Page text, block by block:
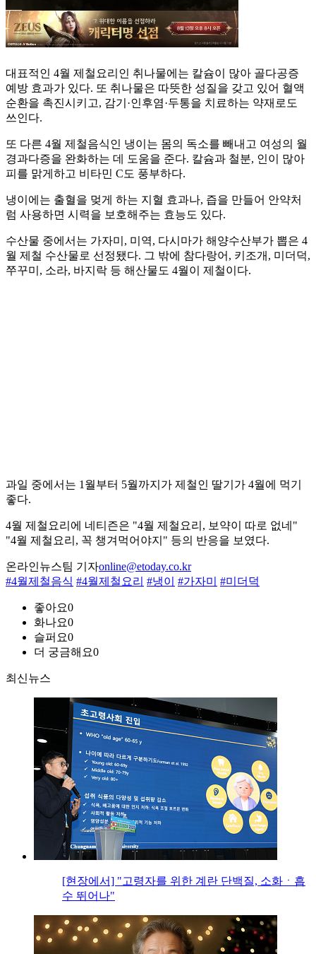
대표적인 4월 제철요리인 취나물에는 칼슘이 많아 골다공증
예방 효과가 있다. 또 취나물은 따뜻한 성질을 갖고 있어 혈액
순환을 촉진시키고, 감기·인후염·두통을 치료하는 약재로도
쓰인다.
또 다른 4월 제철음식인 냉이는 몸의 독소를 빼내고 여성의 월
경과다증을 완화하는 데 도움을 준다. 칼슘과 철분, 인이 많아
피를 맑게하고 비타민 C도 풍부하다.
냉이에는 출혈을 멎게 하는 지혈 효과나, 즙을 만들어 안약처
럼 사용하면 시력을 보호해주는 효능도 있다.
수산물 중에서는 가자미, 미역, 다시마가 해양수산부가 뽑은 4
월 제철 수산물로 선정됐다. 그 밖에 참다랑어, 키조개, 미더덕,
쭈꾸미, 소라, 바지락 등 해산물도 4월이 제철이다.
과일 중에서는 1월부터 5월까지가 제철인 딸기가 4월에 먹기
좋다.
4월 제철요리에 네티즌은 "4월 제철요리, 보약이 따로 없네"
"4월 제철요리, 꼭 챙겨먹어야지" 등의 반응을 보였다.
온라인뉴스팀 기자online@etoday.co.kr
#4월제철음식 #4월제철요리 #냉이 #가자미 #미더덕
좋아요0
화나요0
슬퍼요0
더 궁금해요0
최신뉴스
[현장에서] "고령자를 위한 계란 단백질, 소화ㆍ흡
수 뛰어나"